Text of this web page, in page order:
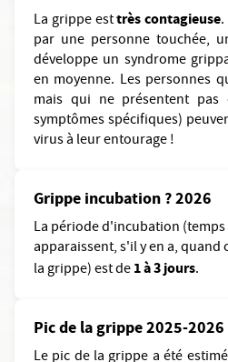
La grippe esttrès contagieuse
par une personne touchée,
développe un syndrome
en moyenne. Les personnes
mais qui ne présentent pas
symptômes spécifiques)
virus à leur entourage !
Grippe incubation ? 2026
La période d'incubation
apparaissent, s'il y en a, quand
la grippe) est de1 à 3 jours.
Pic de la grippe 2025-2026
Le pic de la grippe a été